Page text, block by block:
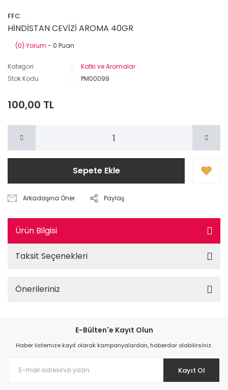
FFC
HİNDİSTAN CEVİZİ AROMA 40GR
(0) Yorum - 0 Puan
Kategori
Katkı ve Aromalar
Stok Kodu
PM00099
100,00 TL
Sepete Ekle
Arkadaşına Öner Paylaş
Ürün Bilgisi
Taksit Seçenekleri
Önerileriniz
E-Bülten'e Kayıt Olun
Haber listemize kayıt olarak kampanyalardan, haberdar olabilirsiniz.
Kayıt Ol